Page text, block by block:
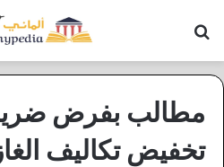
مطالب بفرض
تخفيض تكاليف